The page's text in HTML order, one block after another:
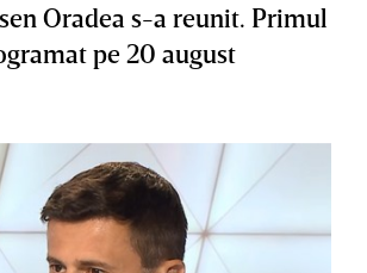
Oradea s-a reunit. Primul
pe 20 august